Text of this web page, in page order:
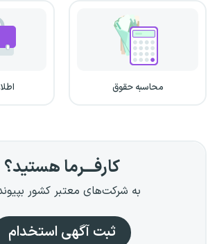
محاسبه حقوق
کارفـــرما هستید؟
به شرکت‌های معتبر کشور
ثبت آگهی استخدام